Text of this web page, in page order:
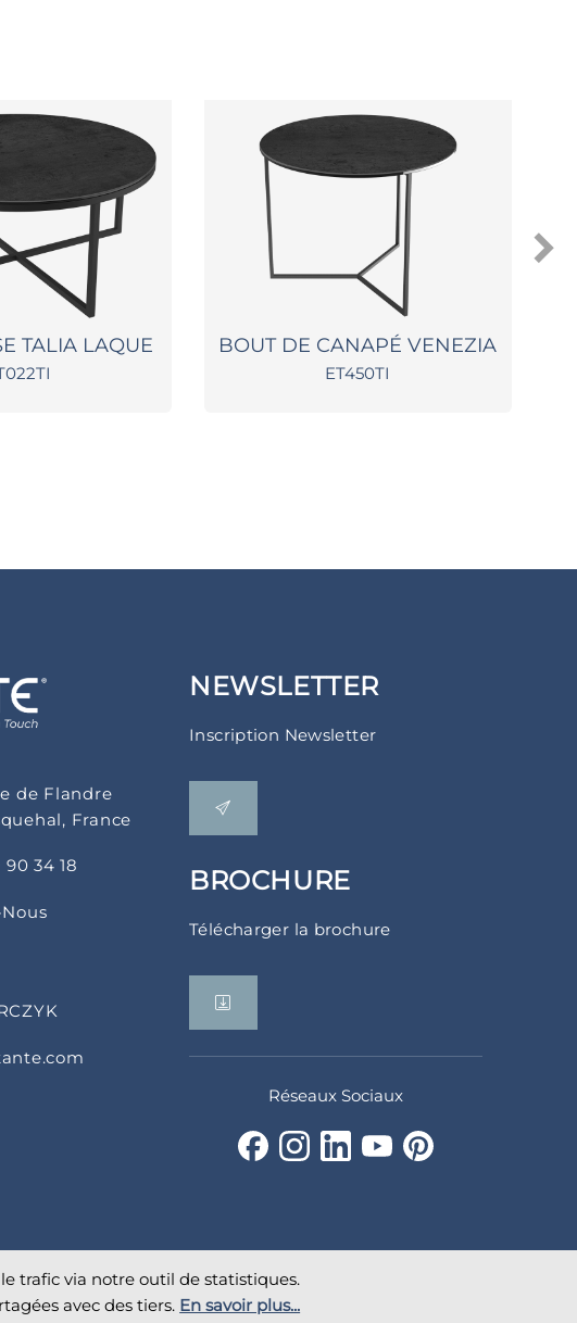
TALIA LAQUE BOUT DE CANAPÉ VENEZIA
ET450TI
de Flandre
France
90 34 18
NEWSLETTER
Inscription Newsletter
BROCHURE
Télécharger la brochure
Réseaux Sociaux
trafic via notre outil de statistiques.
avec des tiers. En savoir plus...